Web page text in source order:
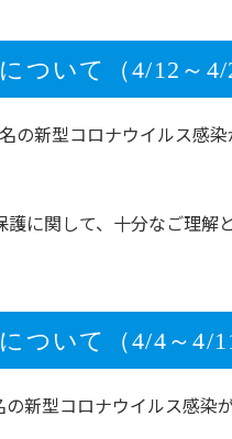
ついて（4/12～4/
新型コロナウイルス感
に関して、十分なご理解
ついて（4/4～4/
新型コロナウイルス感染